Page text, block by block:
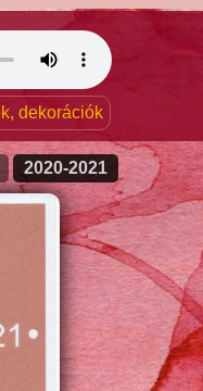
dekorációk
2020-2021